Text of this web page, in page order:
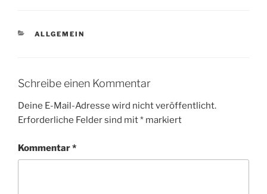
KATEGORIEN
ALLGEMEIN
Schreibe einen Kommentar
Deine E-Mail-Adresse wird nicht veröffentlicht.
Erforderliche Felder sind mit* markiert
Kommentar*